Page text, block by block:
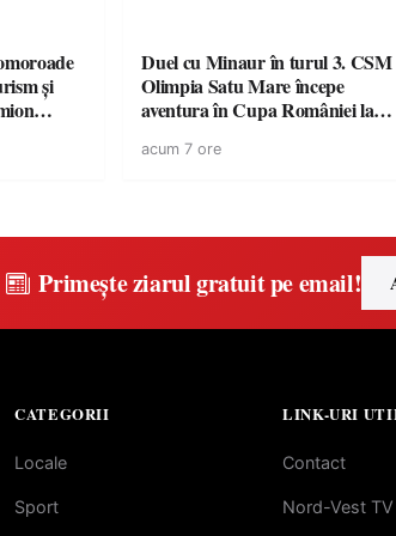
și
Duel cu Minaur în turul 3. CSM
Olimpia Satu Mare începe
aventura în Cupa României la
acum 7 ore
Primește ziarul gratuit pe email!
CATEGORII
Locale
Sport
LINK-URI
Contact
Nord-Vest